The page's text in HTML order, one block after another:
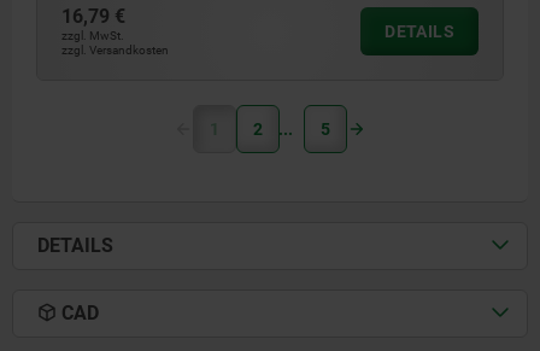
16,79 €
zzgl. MwSt.
zzgl. Versandkosten
DETAILS
1 2 5
DETAILS
CAD